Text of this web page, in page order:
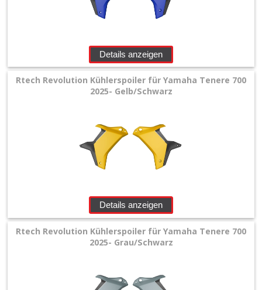
Details anzeigen
Rtech Revolution Kühlerspoiler für Yamaha Tenere 700
2025- Gelb/Schwarz
Details anzeigen
Rtech Revolution Kühlerspoiler für Yamaha Tenere 700
2025- Grau/Schwarz